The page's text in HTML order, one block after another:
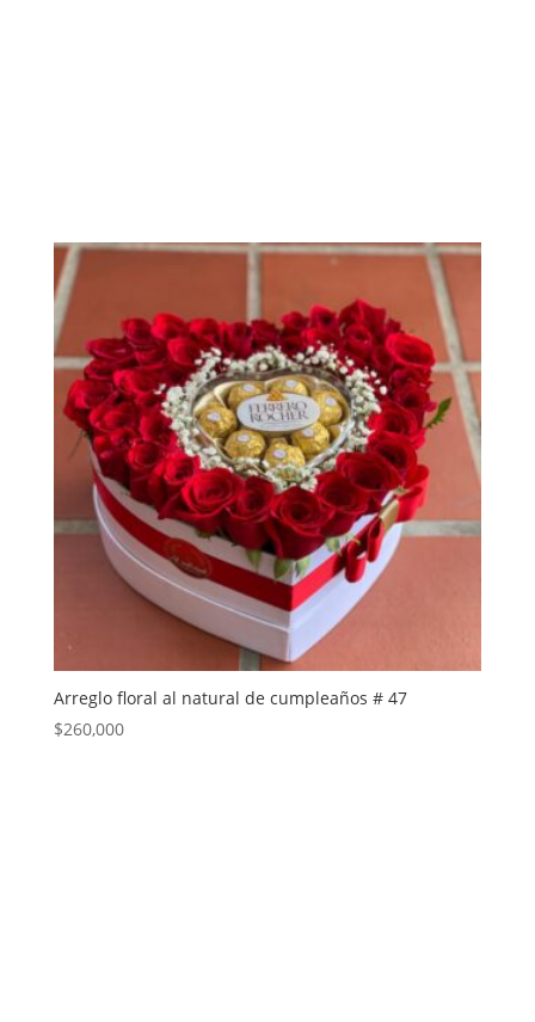
Arreglo floral al natural de cumpleaños # 47
$260,000